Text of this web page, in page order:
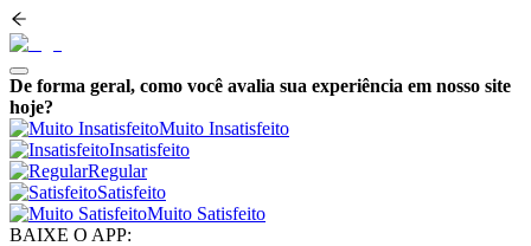
De forma geral, como você avalia sua experiência em nosso site
hoje?
Muito Insatisfeito
Insatisfeito
Regular
Satisfeito
Muito Satisfeito
BAIXE O APP: